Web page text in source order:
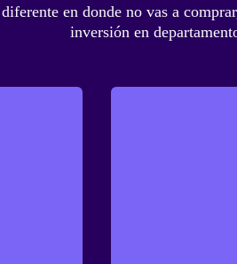
en donde no vas a
inversión en